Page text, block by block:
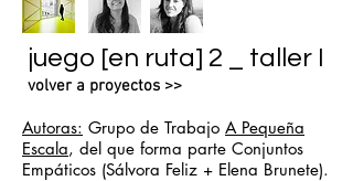
juego [en ruta] 2 _ taller I
volver a proyectos >>
Autoras: Grupo de Trabajo A Pequeña
Escala, del que forma parte Conjuntos
Empáticos (Sálvora Feliz + Elena Brunete).